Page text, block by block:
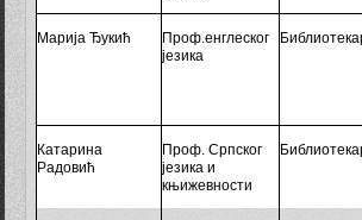
Марија Ђукић
Проф.енглеског
језика
Катарина
Радовић
Проф. Српског
језика и
књижевности